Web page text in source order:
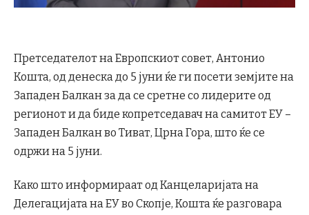
Претседателот на Европскиот совет, Антонио
Кошта, од денеска до 5 јуни ќе ги посети земјите на
Западен Балкан за да се сретне со лидерите од
регионот и да биде копретседавач на самитот ЕУ –
Западен Балкан во Тиват, Црна Гора, што ќе се
одржи на 5 јуни.
Како што информираат од Канцеларијата на
Делегацијата на ЕУ во Скопје, Кошта ќе разговара